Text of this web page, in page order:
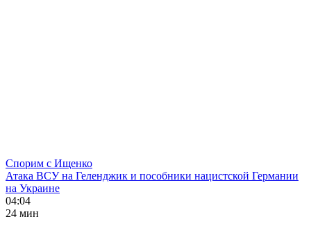
Спорим с Ищенко
Атака ВСУ на Геленджик и пособники нацистской Германии
на Украине
04:04
24 мин